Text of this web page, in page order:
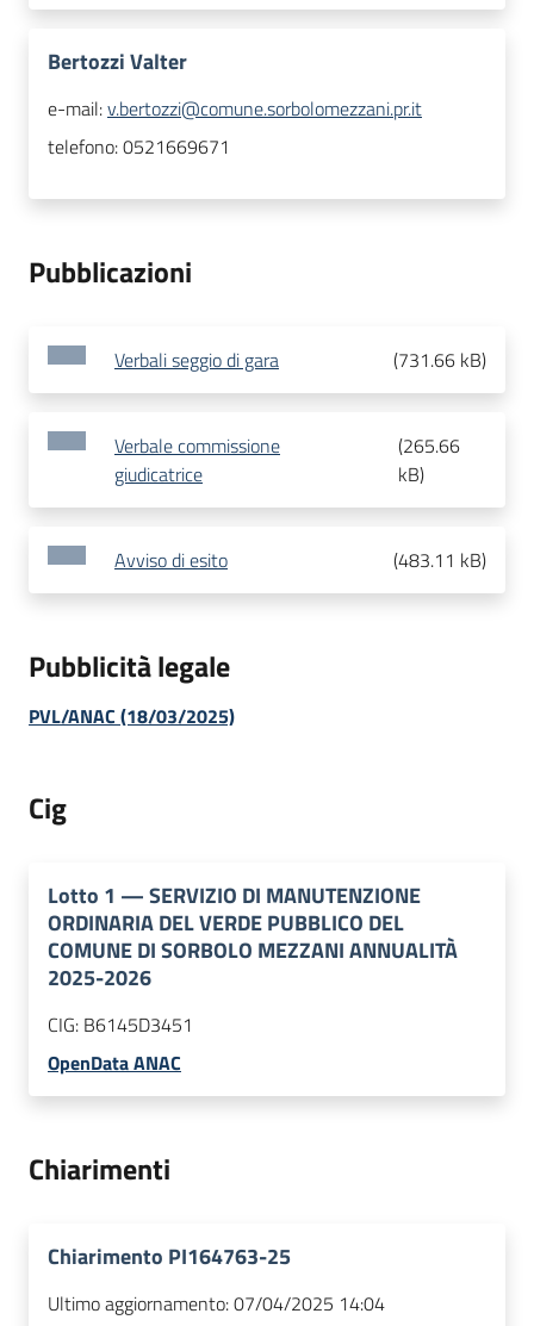
Bertozzi Valter
e-mail:v.bertozzi@comune.sorbolomezzani.pr.it
telefono:0521669671
Pubblicazioni
Verbali seggio di gara (731.66 kB)
Verbale commissione
giudicatrice
(265.66
kB)
Avviso di esito (483.11 kB)
Pubblicità legale
PVL/ANAC (18/03/2025)
Cig
Lotto 1 —SERVIZIO DI MANUTENZIONE
ORDINARIA DEL VERDE PUBBLICO DEL
COMUNE DI SORBOLO MEZZANI ANNUALITÀ
2025-2026
CIG: B6145D3451
OpenData ANAC
Chiarimenti
Chiarimento PI164763-25
Ultimo aggiornamento:07/04/2025 14:04